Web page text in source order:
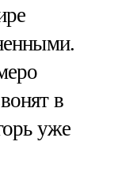
в
уже